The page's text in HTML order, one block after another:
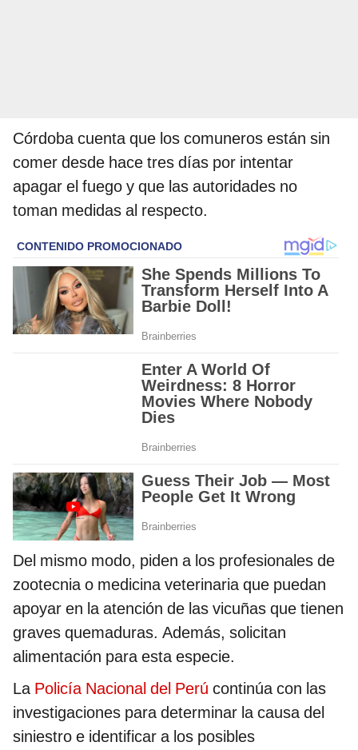
Córdoba cuenta que los comuneros están sin
comer desde hace tres días por intentar
apagar el fuego y que las autoridades no
toman medidas al respecto.
Del mismo modo, piden a los profesionales de
zootecnia o medicina veterinaria que puedan
apoyar en la atención de las vicuñas que tienen
graves quemaduras. Además, solicitan
alimentación para esta especie.
La Policía Nacional del Perú continúa con las
investigaciones para determinar la causa del
siniestro e identificar a los posibles